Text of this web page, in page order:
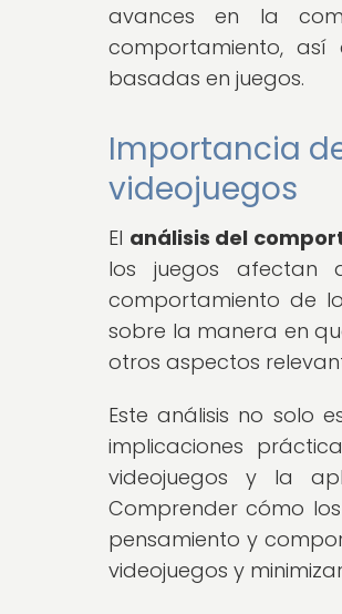
avances en la
comportamiento,
basadas en juegos.
Importancia
videojuegos
El análisis del
los juegos afectan
comportamiento de
sobre la manera en
otros aspectos
Este análisis no solo
implicaciones
videojuegos y la
Comprender cómo
pensamiento y
videojuegos y